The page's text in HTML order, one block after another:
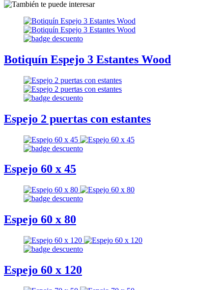
Botiquín Espejo 3 Estantes Wood
Espejo 2 puertas con estantes
Espejo 60 x 45
Espejo 60 x 80
Espejo 60 x 120